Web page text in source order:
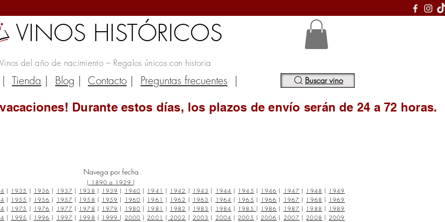
VINOS HISTÓRICOS
Vinos del año de nacimiento – Regalos únicos con historia
| Tienda | Blog | Contacto | Preguntas frecuentes | Buscar vino
Durante estos días, los plazos de envío serán de 24 a 72 horas.
Navega por fecha
| 1890 a 1929 |
| 1935 | 1936 | 1937 | 1938 | 1939 | 1940 | 1941 | 1942 | 1943 | 1944 | 1945 | 1946 | 1947 | 1948 | 1949
| 1955 | 1956 | 1957 | 1958 | 1959 | 1960 | 1961 | 1962 | 1963 | 1964 | 1965 | 1966 | 1967 | 1968 | 1969
| 1975 | 1976 | 1977 | 1978 | 1979 | 1980 | 1981 | 1982 | 1983 | 1984 | 1985 | 1986 | 1987 | 1988 | 1989
| 1995 | 1996 | 1997 | 1998 | 1999 | 2000 | 2001 | 2002 | 2003 | 2004 | 2005 | 2006 | 2007 | 2008 | 2009